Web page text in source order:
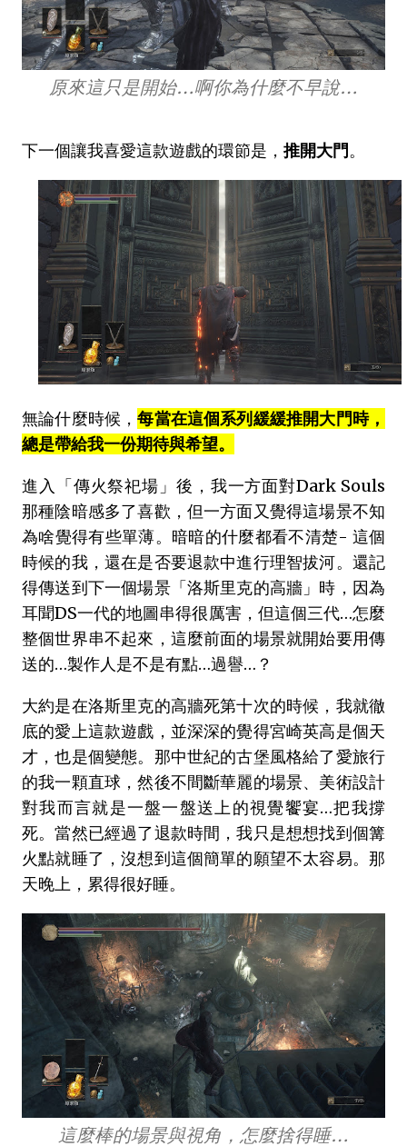
原來這只是開始…啊你為什麼不早說…
下一個讓我喜愛這款遊戲的環節是， 推開大門。
無論什麼時候，每當在這個系列緩緩推開大門時，
總是帶給我一份期待與希望。
進入「傳火祭祀場」後，我一方面對Dark Souls
那種陰暗感多了喜歡，但一方面又覺得這場景不知
為啥覺得有些單薄。暗暗的什麼都看不清楚- 這個
時候的我，還在是否要退款中進行理智拔河。還記
得傳送到下一個場景「洛斯里克的高牆」時，因為
耳聞DS一代的地圖串得很厲害，但這個三代…怎麼
整個世界串不起來，這麼前面的場景就開始要用傳
送的…製作人是不是有點…過譽…？
大約是在洛斯里克的高牆死第十次的時候，我就徹
底的愛上這款遊戲，並深深的覺得宮崎英高是個天
才，也是個變態。那中世紀的古堡風格給了愛旅行
的我一顆直球，然後不間斷華麗的場景、美術設計
對我而言就是一盤一盤送上的視覺饗宴…把我撐
死。當然已經過了退款時間，我只是想想找到個篝
火點就睡了，沒想到這個簡單的願望不太容易。那
天晚上，累得很好睡。
這麼棒的場景與視角，怎麼捨得睡…